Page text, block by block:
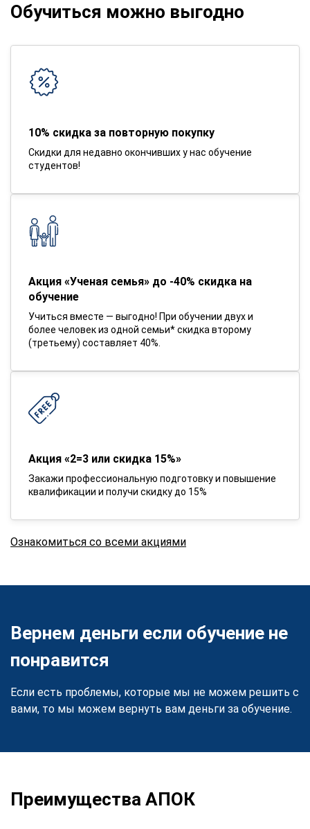
Обучиться можно выгодно
10% скидка за повторную покупку
Скидки для недавно окончивших у нас обучение
студентов!
Акция «Ученая семья» до -40% скидка на
обучение
Учиться вместе — выгодно! При обучении двух и
более человек из одной семьи* скидка второму
(третьему) составляет 40%.
Акция «2=3 или скидка 15%»
Закажи профессиональную подготовку и повышение
квалификации и получи скидку до 15%
Ознакомиться со всеми акциями
Вернем деньги если обучение не
понравится
Если есть проблемы, которые мы не можем решить с
вами, то мы можем вернуть вам деньги за обучение.
Преимущества АПОК